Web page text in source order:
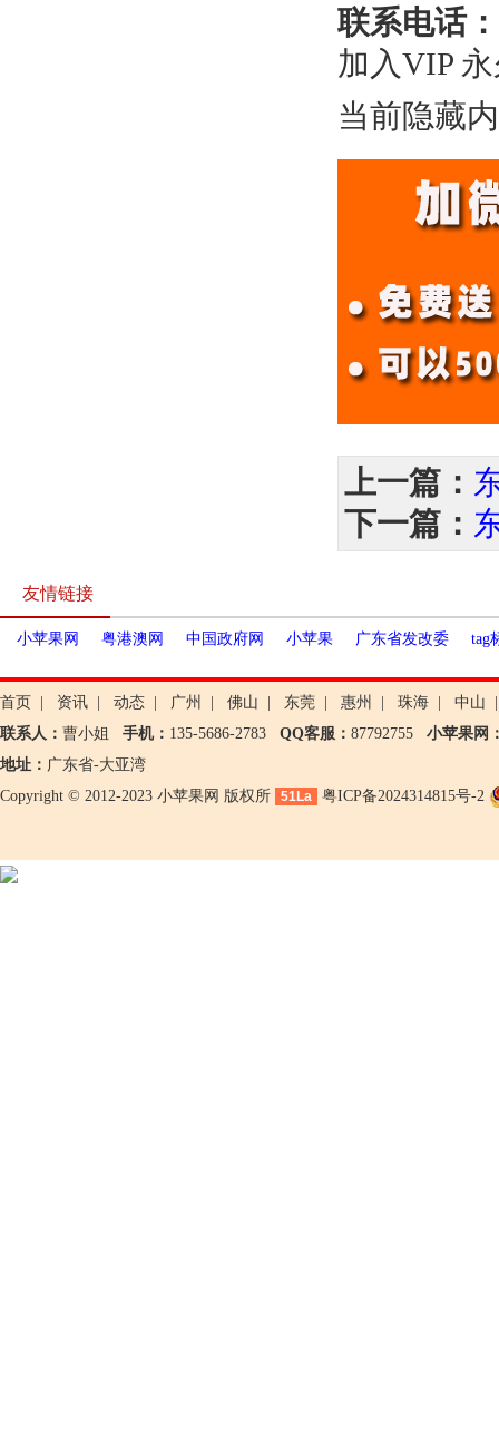
联系电话
加入VIP
当前隐藏
上一篇：
下一篇：
友情链接
小苹果网 粤港澳网 中国政府网 小苹果 广东省发改委 tag
首页 资讯 动态 广州 佛山 东莞 惠州 珠海 中山
联系人： 曹小姐 手机： 135-5686-2783 QQ客服： 87792755 小苹果网
地址： 广东省-大亚湾
Copyright © 2012-2023 小苹果网 版权所
51La 粤ICP备2024314815号-2